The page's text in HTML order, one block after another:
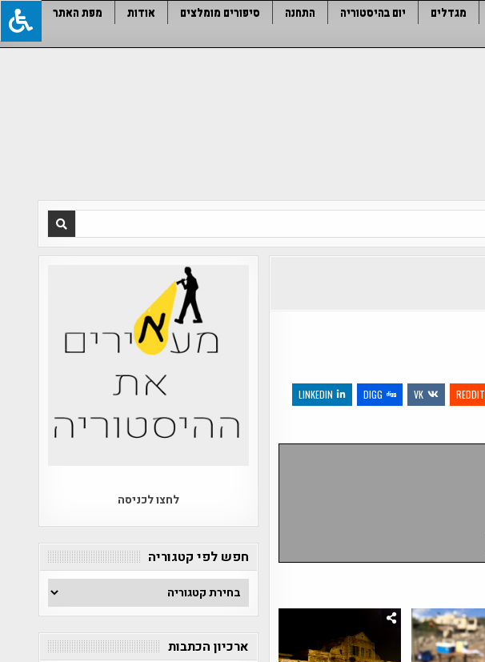
מגדלים יום בהיסטוריה התחנה סיפורים מומלצים אודות
מפת האתר
REDDIT
VK
DIGG
LINKEDIN
לחצו לכניסה
חפש לפי קטגוריה
חפש
לפי
קטגוריה
ארכיון הכתבות